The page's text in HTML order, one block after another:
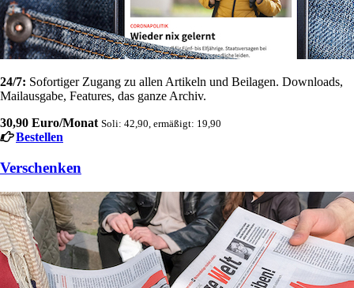
24/7: Sofortiger Zugang zu allen Artikeln und Beilagen. Downloads,
Mailausgabe, Features, das ganze Archiv.
30,90 Euro/Monat Soli: 42,90, ermäßigt: 19,90
Bestellen
Verschenken